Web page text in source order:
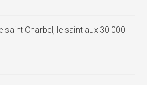
saint Charbel, le saint aux 30 000